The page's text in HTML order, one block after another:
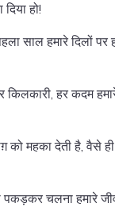
हो!
साल हमारे दिलों
किलकारी, हर कदम
महका देती है, वैसे
पकड़कर चलना हमारे